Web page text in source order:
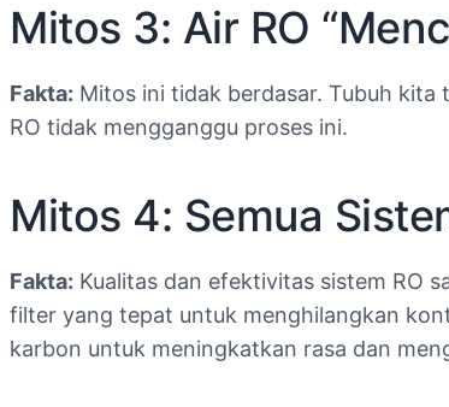
Mitos 3: Air RO
Fakta: Mitos ini tidak berdasar. Tubuh kita
RO tidak mengganggu proses ini.
Mitos 4: Semua
Fakta: Kualitas dan efektivitas sistem RO
filter yang tepat untuk menghilangkan
karbon untuk meningkatkan rasa dan